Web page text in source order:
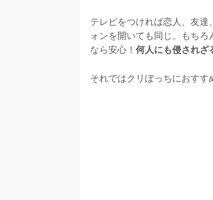
テレビをつければ恋人、友
ォンを開いても同じ。もち
なら安心！ 何人にも侵されざ
それではクリぼっちにおすす